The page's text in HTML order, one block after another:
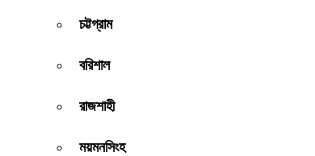
চট্টগ্রাম
বরিশাল
রাজশাহী
ময়মনসিংহ